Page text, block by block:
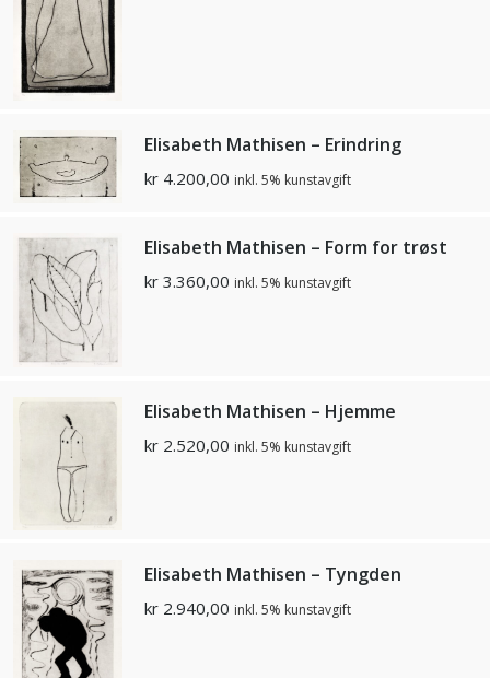
Elisabeth Mathisen – Erindring
kr 4.200,00 inkl. 5% kunstavgift
Elisabeth Mathisen – Form for trøst
kr 3.360,00 inkl. 5% kunstavgift
Elisabeth Mathisen – Hjemme
kr 2.520,00 inkl. 5% kunstavgift
Elisabeth Mathisen – Tyngden
kr 2.940,00 inkl. 5% kunstavgift